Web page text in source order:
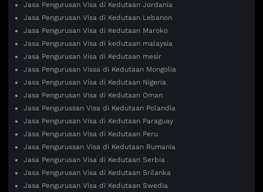
Jasa Pengurusan Visa di Kedutaan Jordania
Jasa Pengurusan Visa di Kedutaan Lebanon
Jasa Pengurusan Visa di Kedutaan Maroko
Jasa Pengurusan Visa di kedutaan malaysia
Jasa Pengurusan Visa di Kedutaan mesir
Jasa Pengurusan Vissa di Kedutaan Mongolia
Jasa Pengurusan Visa di Kedutaan Nigeria
Jasa Pengurusan Visa di Kedutaan Oman
Jasa Pengurussan Visa di Kedutaan Polandia
Jasa Pengurusan Visa di Kedutaan Paraguay
Jasa Pengurusan Visa di Kedutaan Peru
Jasa Pengurussan Visa di Kedutaan Rumania
Jasa Pengurusan Visa di Kedutaan Serbia
Jasa Pengurusan Visa di Kedutaan Srilanka
Jasa Pengurusan Visa di Kedutaan Swedia